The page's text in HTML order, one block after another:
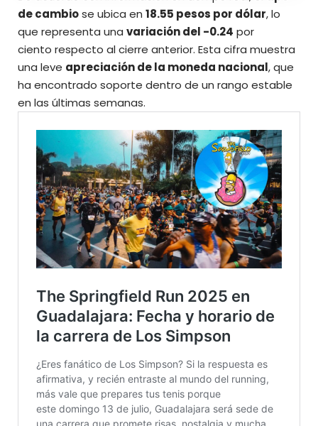
de cambiose ubica en 18.55 pesos por dólar, lo
que representa una variación del -0.24 por
ciento respecto al cierre anterior. Esta cifra muestra
una leve apreciación de la moneda nacional, que
ha encontrado soporte dentro de un rango estable
en las últimas semanas.